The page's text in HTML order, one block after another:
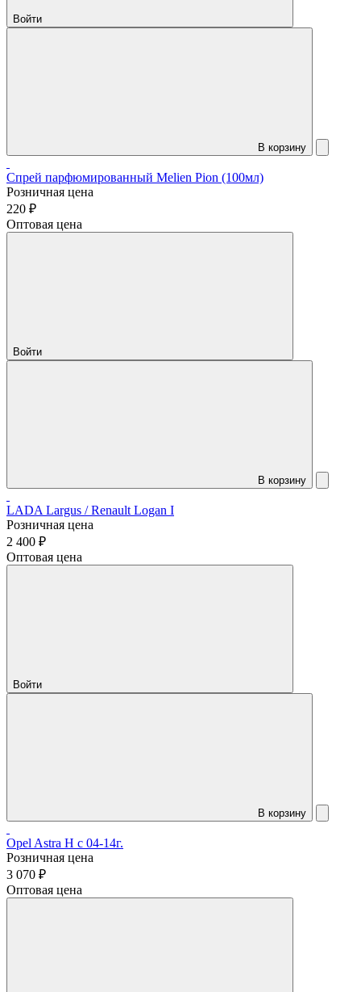
Войти
В корзину
Спрей парфюмированный Melien Pion (100мл)
Розничная цена
220 ₽
Оптовая цена
Войти
В корзину
LADA Largus / Renault Logan I
Розничная цена
2 400 ₽
Оптовая цена
Войти
В корзину
Opel Astra H с 04-14г.
Розничная цена
3 070 ₽
Оптовая цена